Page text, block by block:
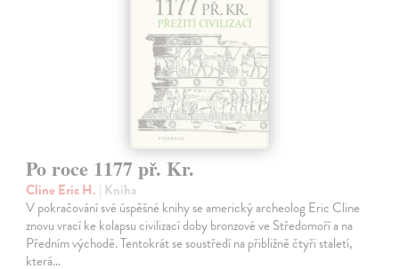
Po roce 1177 př. Kr.
Cline Eric H. | Kniha
V pokračování své úspěšné knihy se americký archeolog Eric Cline
znovu vrací ke kolapsu civilizací doby bronzové ve Středomoří a na
Předním východě. Tentokrát se soustředí na přibližně čtyři staletí,
která…